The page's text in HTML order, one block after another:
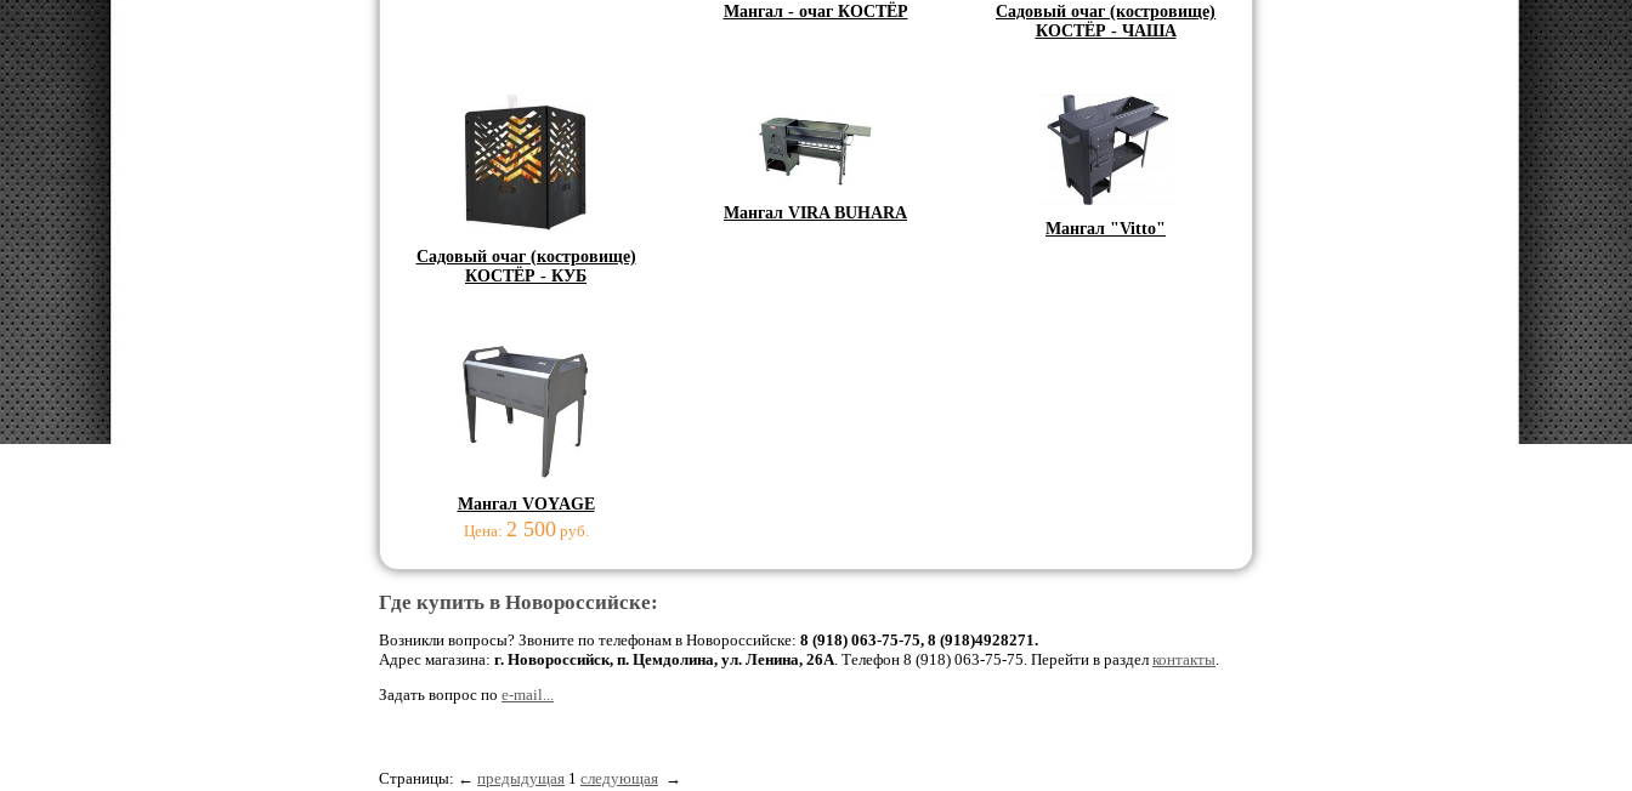
Мангал - очаг КОСТЁР
Садовый очаг (костровище)
КОСТЁР - ЧАША
Садовый очаг (костровище)
КОСТЁР - КУБ
Мангал VIRA BUHARA
Мангал "Vitto"
Мангал VOYAGE
Цена: 2 500руб.
Где купить в Новороссийске:
Возникли вопросы? Звоните по телефонам в Новороссийске: 8 (918) 063-75-75, 8 (918)4928271.
Адрес магазина: г. Новороссийск, п. Цемдолина, ул. Ленина, 26А . Телефон 8 (918) 063-75-75 . Перейти в раздел контакты
Задать вопрос по e-mail...
Страницы: ← предыдущая 1 следующая →